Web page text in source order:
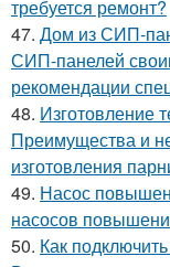
требуется ремонт?
47. Дом из СИП-
СИП-панелей
рекомендации
48. Изготовление
Преимущества и
изготовления
49. Насос
насосов
50. Как